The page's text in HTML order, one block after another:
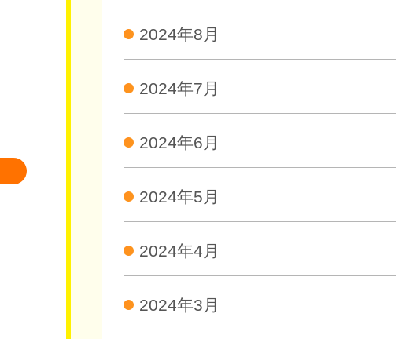
2024年8月
2024年7月
2024年6月
2024年5月
2024年4月
2024年3月